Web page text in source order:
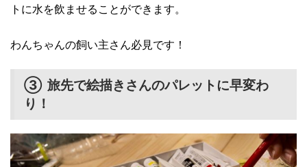
トに水を飲ませることができます。
わんちゃんの飼い主さん必見です！
③ 旅先で絵描きさんのパレットに早変わ
り！